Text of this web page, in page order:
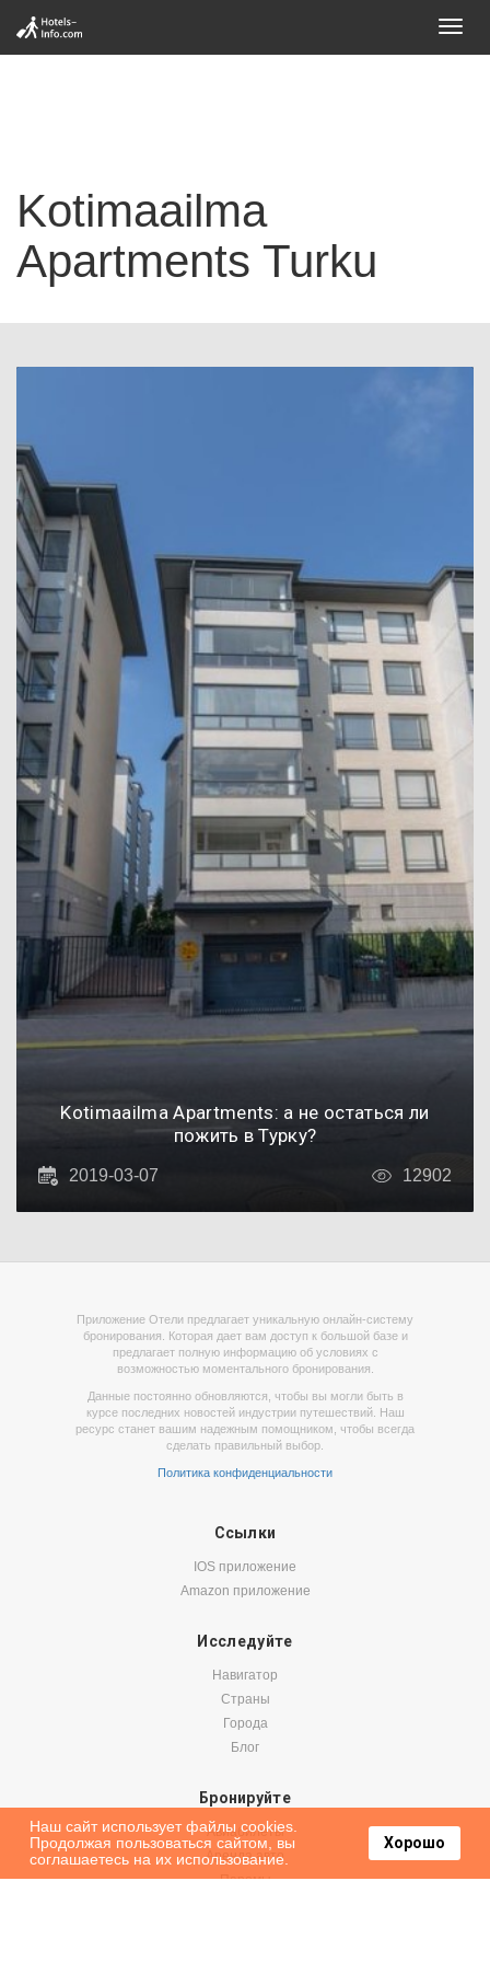
Kotimaailma
Apartments Turku
Kotimaailma Apartments: а не остаться ли
пожить в Турку?
2019-03-07 12902
Приложение Отели предлагает уникальную онлайн-систему
бронирования. Которая дает вам доступ к большой базе и
предлагает полную информацию об условиях с
возможностью моментального бронирования.
Данные постоянно обновляются, чтобы вы могли быть в
курсе последних новостей индустрии путешествий. Наш
ресурс станет вашим надежным помощником, чтобы всегда
сделать правильный выбор.
Политика конфиденциальности
Ссылки
IOS приложение
Amazon приложение
Исследуйте
Навигатор
Страны
Города
Блог
Бронируйте
Авиабилеты
Аренда авто
Паромы
Наш сайт использует файлы cookies.
Продолжая пользоваться сайтом, вы
соглашаетесь на их использование.
Хорошо